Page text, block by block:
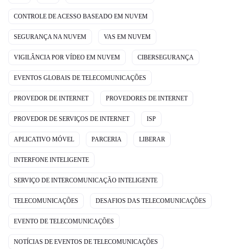
CONTROLE DE ACESSO BASEADO EM NUVEM
SEGURANÇA NA NUVEM VAS EM NUVEM
VIGILÂNCIA POR VÍDEO EM NUVEM CIBERSEGURANÇA
EVENTOS GLOBAIS DE TELECOMUNICAÇÕES
PROVEDOR DE INTERNET PROVEDORES DE INTERNET
PROVEDOR DE SERVIÇOS DE INTERNET ISP
APLICATIVO MÓVEL PARCERIA LIBERAR
INTERFONE INTELIGENTE
SERVIÇO DE INTERCOMUNICAÇÃO INTELIGENTE
TELECOMUNICAÇÕES DESAFIOS DAS TELECOMUNICAÇÕES
EVENTO DE TELECOMUNICAÇÕES
NOTÍCIAS DE EVENTOS DE TELECOMUNICAÇÕES